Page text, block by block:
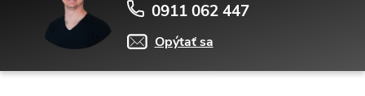
0911 062 447
Opýtať sa